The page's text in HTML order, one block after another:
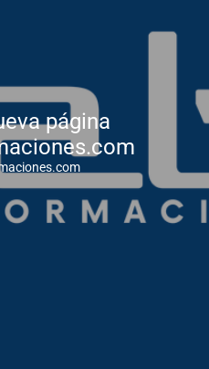
página